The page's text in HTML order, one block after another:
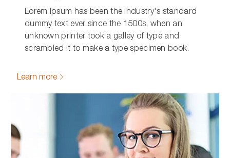
Lorem Ipsum has been the industry's standard
dummy text ever since the 1500s, when an
unknown printer took a galley of type and
scrambled it to make a type specimen book.
Learn more